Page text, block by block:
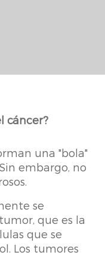
cáncer?
una "bola"
embargo, no
se
que es la
que se
Los tumores